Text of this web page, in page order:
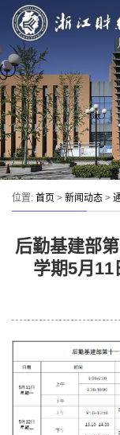
位置: 首页 > 新闻动态 >
后勤基建部
学期5月11